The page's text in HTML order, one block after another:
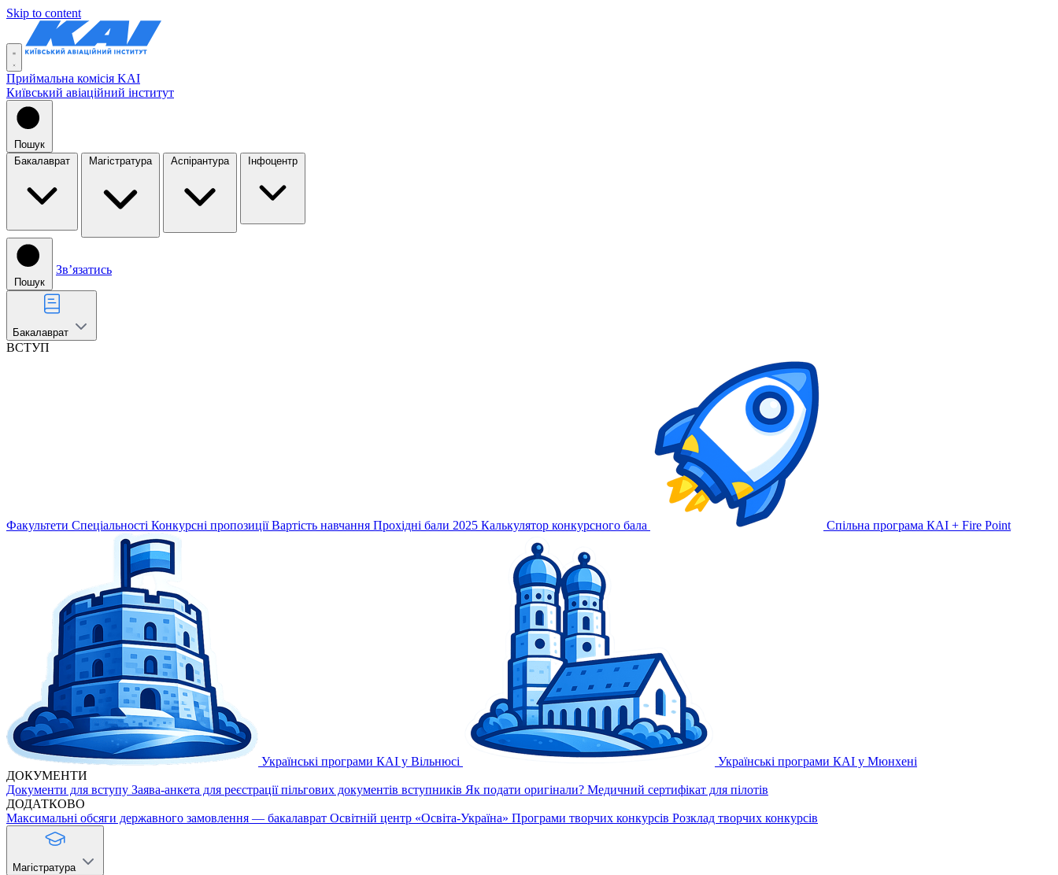
Skip to content
Приймальна комісія KAI
Київський авіаційний інститут
Пошук
Бакалаврат
Магістратура Аспірантура Інфоцентр
Пошук
Звʼязатись
Бакалаврат
ВСТУП
Факультети Спеціальності Конкурсні пропозиції Вартість навчання Прохідні бали 2025 Калькулятор конкурсного бала Спільна програма КАІ + Fire Point
Українські програми КАІ у Вільнюсі
Українські програми КАІ у Мюнхені
ДОКУМЕНТИ
Документи для вступу Заява-анкета для реєстрації пільгових документів вступників Як подати оригінали? Медичний сертифікат для пілотів
ДОДАТКОВО
Максимальні обсяги державного замовлення — бакалаврат Освітній центр «Освіта-Україна» Програми творчих конкурсів Розклад творчих конкурсів
Магістратура